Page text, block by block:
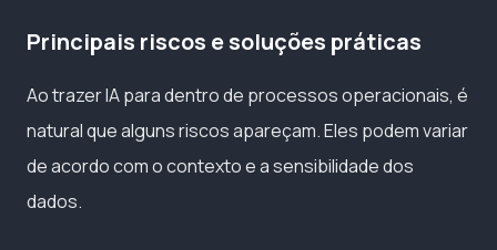
Principais riscos e soluções práticas
Ao trazer IA para dentro de processos operacionais, é
natural que alguns riscos apareçam. Eles podem variar
de acordo com o contexto e a sensibilidade dos
dados.